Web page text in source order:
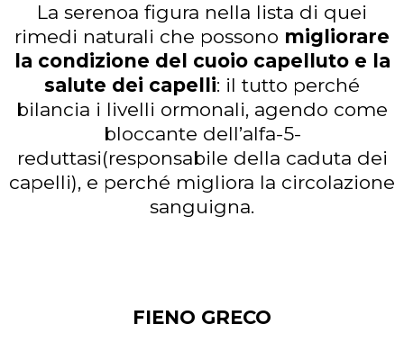
La serenoa figura nella lista di quei
rimedi naturali che possono migliorare
la condizione del cuoio capelluto e la
salute dei capelli: il tutto perché
bilancia i livelli ormonali, agendo come
bloccante dell’alfa-5-
reduttasi(responsabile della caduta dei
capelli), e perché migliora la circolazione
sanguigna.
FIENO GRECO